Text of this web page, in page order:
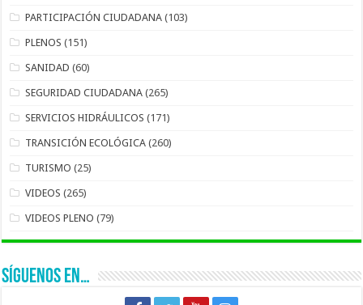
PARTICIPACIÓN CIUDADANA (103)
PLENOS (151)
SANIDAD (60)
SEGURIDAD CIUDADANA (265)
SERVICIOS HIDRÁULICOS (171)
TRANSICIÓN ECOLÓGICA (260)
TURISMO (25)
VIDEOS (265)
VIDEOS PLENO (79)
SÍGUENOS EN…